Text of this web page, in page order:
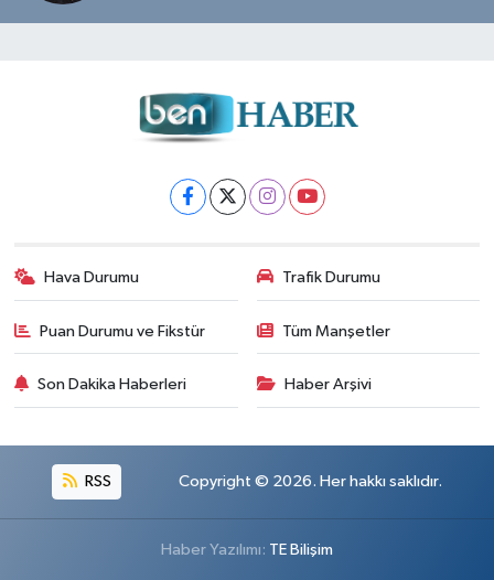
Hava Durumu Trafik Durumu
Puan Durumu ve Fikstür Tüm Manşetler
Son Dakika Haberleri Haber Arşivi
RSS Copyright © 2026. Her hakkı saklıdır.
Haber Yazılımı: TE Bilişim